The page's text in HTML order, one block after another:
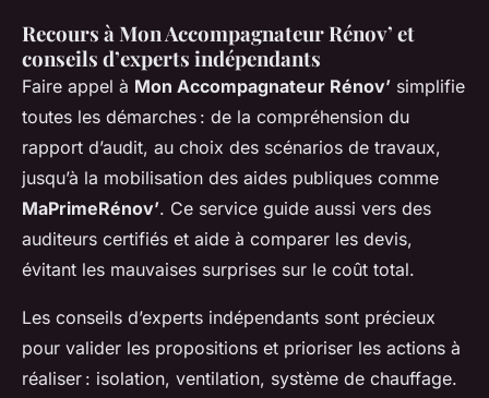
Recours à Mon Accompagnateur Rénov’ et
conseils d’experts indépendants
Faire appel à Mon Accompagnateur Rénov’ simplifie
toutes les démarches : de la compréhension du
rapport d’audit, au choix des scénarios de travaux,
jusqu’à la mobilisation des aides publiques comme
MaPrimeRénov’. Ce service guide aussi vers des
auditeurs certifiés et aide à comparer les devis,
évitant les mauvaises surprises sur le coût total.
Les conseils d’experts indépendants sont précieux
pour valider les propositions et prioriser les actions à
réaliser : isolation, ventilation, système de chauffage.